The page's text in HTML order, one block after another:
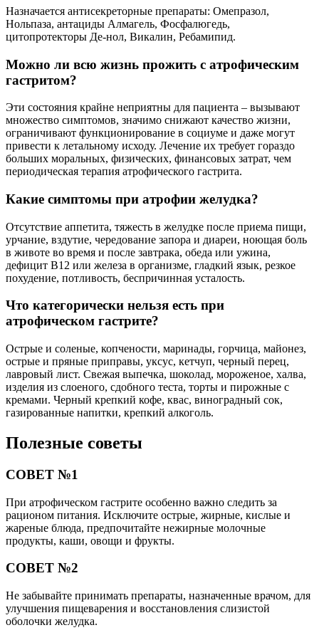
Назначается антисекреторные препараты: Омепразол,
Нольпаза, антациды Алмагель, Фосфалюгедь,
цитопротекторы Де-нол, Викалин, Ребамипид.
Можно ли всю жизнь прожить с атрофическим
гастритом?
Эти состояния крайне неприятны для пациента – вызывают
множество симптомов, значимо снижают качество жизни,
ограничивают функционирование в социуме и даже могут
привести к летальному исходу. Лечение их требует гораздо
больших моральных, физических, финансовых затрат, чем
периодическая терапия атрофического гастрита.
Какие симптомы при атрофии желудка?
Отсутствие аппетита, тяжесть в желудке после приема пищи,
урчание, вздутие, чередование запора и диареи, ноющая боль
в животе во время и после завтрака, обеда или ужина,
дефицит В12 или железа в организме, гладкий язык, резкое
похудение, потливость, беспричинная усталость.
Что категорически нельзя есть при
атрофическом гастрите?
Острые и соленые, копчености, маринады, горчица, майонез,
острые и пряные приправы, уксус, кетчуп, черный перец,
лавровый лист. Свежая выпечка, шоколад, мороженое, халва,
изделия из слоеного, сдобного теста, торты и пирожные с
кремами. Черный крепкий кофе, квас, виноградный сок,
газированные напитки, крепкий алкоголь.
Полезные советы
СОВЕТ №1
При атрофическом гастрите особенно важно следить за
рационом питания. Исключите острые, жирные, кислые и
жареные блюда, предпочитайте нежирные молочные
продукты, каши, овощи и фрукты.
СОВЕТ №2
Не забывайте принимать препараты, назначенные врачом, для
улучшения пищеварения и восстановления слизистой
оболочки желудка.